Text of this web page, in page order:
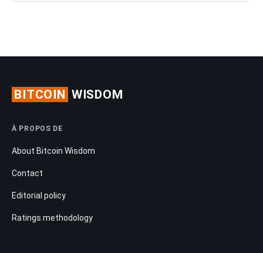
BITCOIN WISDOM
À PROPOS DE
About Bitcoin Wisdom
Contact
Editorial policy
Ratings methodology